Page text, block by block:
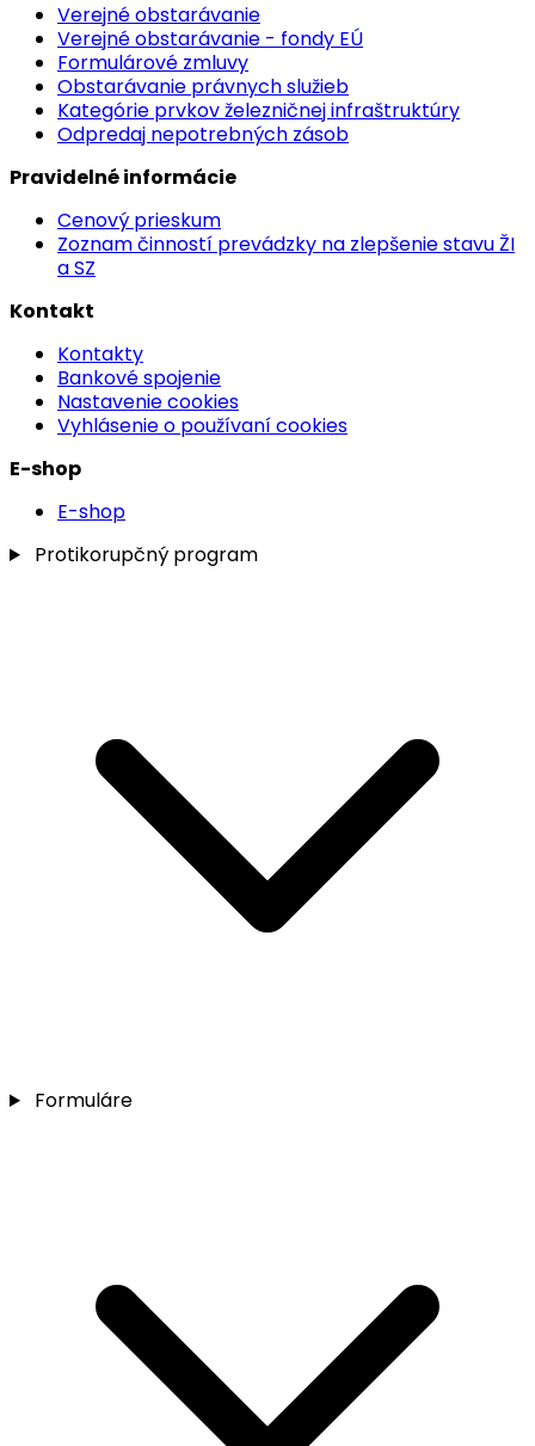
Verejné obstarávanie
Verejné obstarávanie - fondy EÚ
Formulárové zmluvy
Obstarávanie právnych služieb
Kategórie prvkov železničnej infraštruktúry
Odpredaj nepotrebných zásob
Pravidelné informácie
Cenový prieskum
Zoznam činností prevádzky na zlepšenie stavu ŽI
a SZ
Kontakt
Kontakty
Bankové spojenie
Nastavenie cookies
Vyhlásenie o používaní cookies
E-shop
E-shop
Protikorupčný program
Formuláre